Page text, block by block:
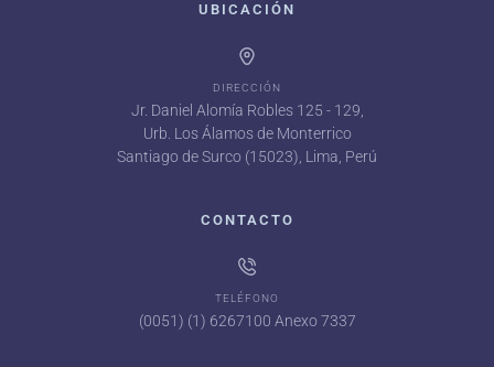
UBICACIÓN
DIRECCIÓN
Jr. Daniel Alomía Robles 125 - 129,
Urb. Los Álamos de Monterrico
Santiago de Surco (15023), Lima, Perú
CONTACTO
TELÉFONO
(0051) (1) 6267100 Anexo 7337